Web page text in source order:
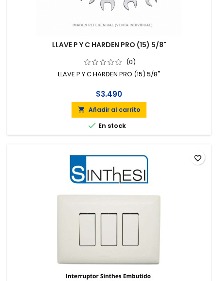
LLAVE P Y C HARDEN PRO (15) 5/8"
(0)
LLAVE P Y C HARDEN PRO (15) 5/8"
$3.490
 Añadir al carrito
 En stock
favorite_border